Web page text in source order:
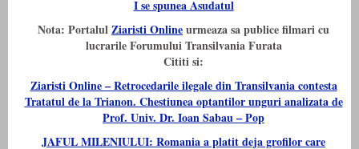
Nota: PortalulZiaristi Onlineurmeaza sa publice filmari cu
lucrarile Forumului Transilvania Furata
Cititi si:
Ziaristi Online – Retrocedarile ilegale din Transilvania contesta
Tratatul de la Trianon. Chestiunea optantilor unguri analizata de
Prof. Univ. Dr. Ioan Sabau – Pop
JAFUL MILENIULUI: Romania a platit deja grofilor care